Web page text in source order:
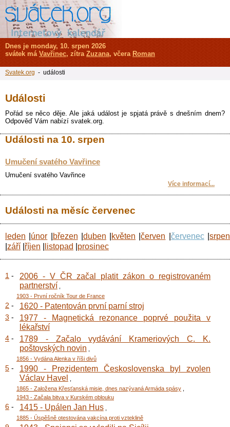
Události
Pořád se něco děje. Ale jaká událost je spjatá právě s dnešním dnem?
Odpověď Vám nabízí svatek.org.
Události na 10. srpen
Umučení svatého Vavřince
Umučení svatého Vavřince
Více informací...
Události na měsíc červenec
leden únor březen duben květen |červen červenec|srpen
září říjen listopad prosinec
1 -
2006 - V ČR začal platit zákon o registrovaném
partnerství
1903 - První ročník Tour de France
2 - 1620 - Patentován první parní stroj
3 -
1977 - Magnetická rezonance poprvé použita v
lékařství
4 -
1789 - Začalo vydávání Krameriových C. K.
poštovských novin
1856 - Vydána Alenka v říši divů
5 -
1990 - Prezidentem Československa byl zvolen
Václav Havel
1865 - Založena Křesťanská misie, dnes nazývaná Armáda spásy
1943 - Začala bitva v Kurském oblouku
6 - 1415 - Upálen Jan Hus,
1885 - Úspěšně otestována vakcína proti vzteklině
Dnes je monday, 10. srpen 2026
svátek má Vavřinec, zítra Zuzana, včera Roman
Svatek.org - události